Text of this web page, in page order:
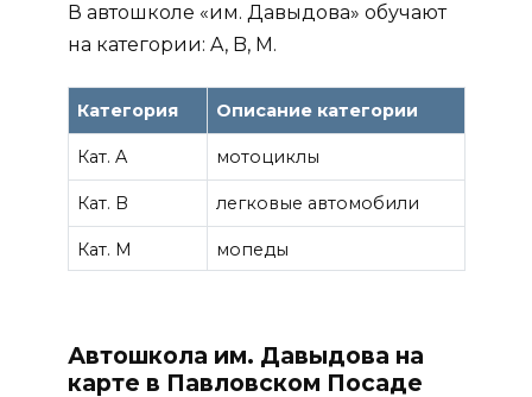
В автошколе «им. Давыдова» обучают
на категории: A, B, M.
Категория Описание категории
Кат. A мотоциклы
Кат. B легковые автомобили
Кат. M мопеды
Автошкола им. Давыдова на
карте в Павловском Посаде